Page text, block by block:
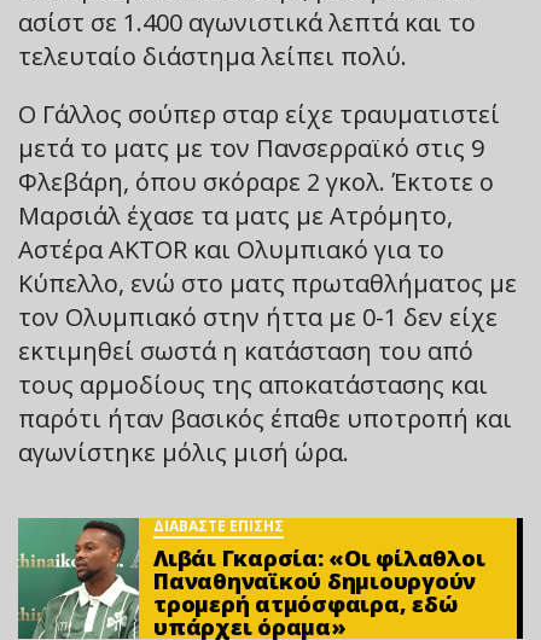
ασίστ σε 1.400 αγωνιστικά λεπτά και το
τελευταίο διάστημα λείπει πολύ.
Ο Γάλλος σούπερ σταρ είχε τραυματιστεί
μετά το ματς με τον Πανσερραϊκό στις 9
Φλεβάρη, όπου σκόραρε 2 γκολ. Έκτοτε ο
Μαρσιάλ έχασε τα ματς με Ατρόμητο,
Αστέρα AKTOR και Ολυμπιακό για το
Κύπελλο, ενώ στο ματς πρωταθλήματος με
τον Ολυμπιακό στην ήττα με 0-1 δεν είχε
εκτιμηθεί σωστά η κατάσταση του από
τους αρμοδίους της αποκατάστασης και
παρότι ήταν βασικός έπαθε υποτροπή και
αγωνίστηκε μόλις μισή ώρα.
ΔΙΑΒΑΣΤΕ ΕΠΙΣΗΣ
Λιβάι Γκαρσία: «Οι φίλαθλοι
Παναθηναϊκού δημιουργούν
τρομερή ατμόσφαιρα, εδώ
υπάρχει όραμα»